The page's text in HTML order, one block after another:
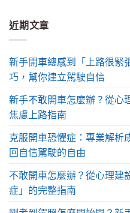
近期文章
新手開車總感到「上路很緊
巧，幫你建立駕駛自信
新手不敢開車怎麼辦？從心
焦慮上路指南
克服開車恐懼症：專業解析
回自信駕駛的自由
不敢開車怎麼辦？從心理建
症」的完整指南